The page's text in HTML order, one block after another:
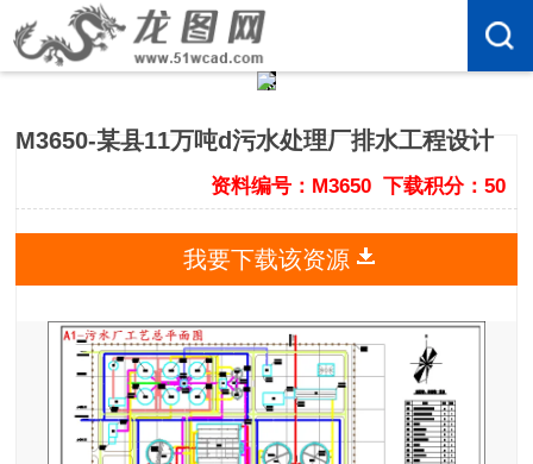
M3650-某县11万吨d污水处理厂排水工程设计
下载积分：50
资料编号：M3650
我要下载该资源